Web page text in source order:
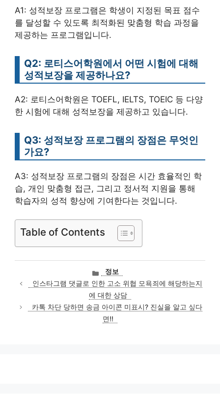
A1: 성적보장 프로그램은 학생이 지정된 목표 점수
를 달성할 수 있도록 최적화된 맞춤형 학습 과정을
제공하는 프로그램입니다.
Q2: 로티스어학원에서 어떤 시험에 대해
성적보장을 제공하나요?
A2: 로티스어학원은 TOEFL, IELTS, TOEIC 등 다양
한 시험에 대해 성적보장을 제공하고 있습니다.
Q3: 성적보장 프로그램의 장점은 무엇인
가요?
A3: 성적보장 프로그램의 장점은 시간 효율적인 학
습, 개인 맞춤형 접근, 그리고 정서적 지원을 통해
학습자의 성적 향상에 기여한다는 것입니다.
Table of Contents
카
테
고
리
정보
인스타그램 댓글로 인한 고소 위협 모욕죄에 해당하는지
에 대한 상담
카톡 차단 당하면 송금 아이콘 미표시? 진실을 알고 싶다
면!!